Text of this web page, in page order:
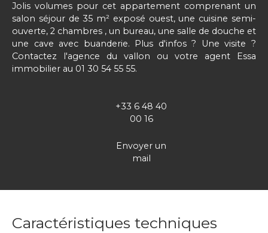
Jolis volumes pour cet appartement comprenant un
salon séjour de 35 m² exposé ouest, une cuisine semi-
ouverte, 2 chambres , un bureau, une salle de douche et
une cave avec buanderie. Plus d'infos ? Une visite ?
Contactez l'agence du vallon ou votre agent Essa
immobilier au 01 30 54 55 55.
+33 6 48 40
00 16
Envoyer un
mail
Caractéristiques techniques